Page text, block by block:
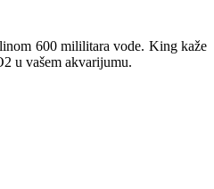
600 mililitara vode. King kaže
u vašem akvarijumu.